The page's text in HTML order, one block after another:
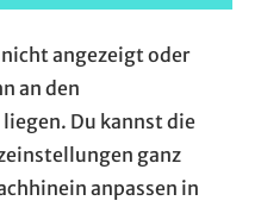
angezeigt oder
an den
Du kannst die
ganz
anpassen in